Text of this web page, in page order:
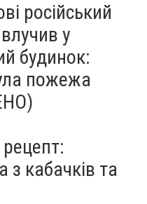
російський
у
будинок:
пожежа
рецепт:
з кабачків та